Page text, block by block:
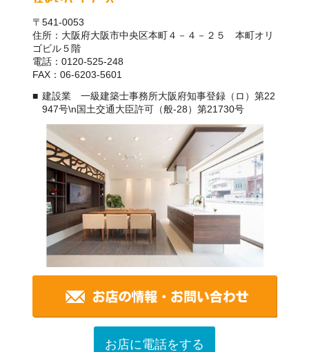
〒541-0053
住所：大阪府大阪市中央区本町４－４－２５ 本町オリ
ゴビル５階
電話：0120-525-248
FAX：06-6203-5601
建設業 一級建築士事務所大阪府知事登録（ロ）第22
947号\n国土交通大臣許可（般-28）第21730号
お店に電話をする